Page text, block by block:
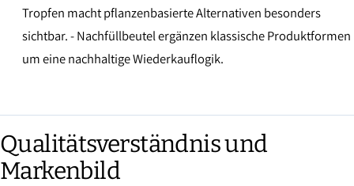
Tropfen macht pflanzenbasierte Alternativen besonders
sichtbar. - Nachfüllbeutel ergänzen klassische Produktformen
um eine nachhaltige Wiederkauflogik.
Qualitätsverständnis und
Markenbild